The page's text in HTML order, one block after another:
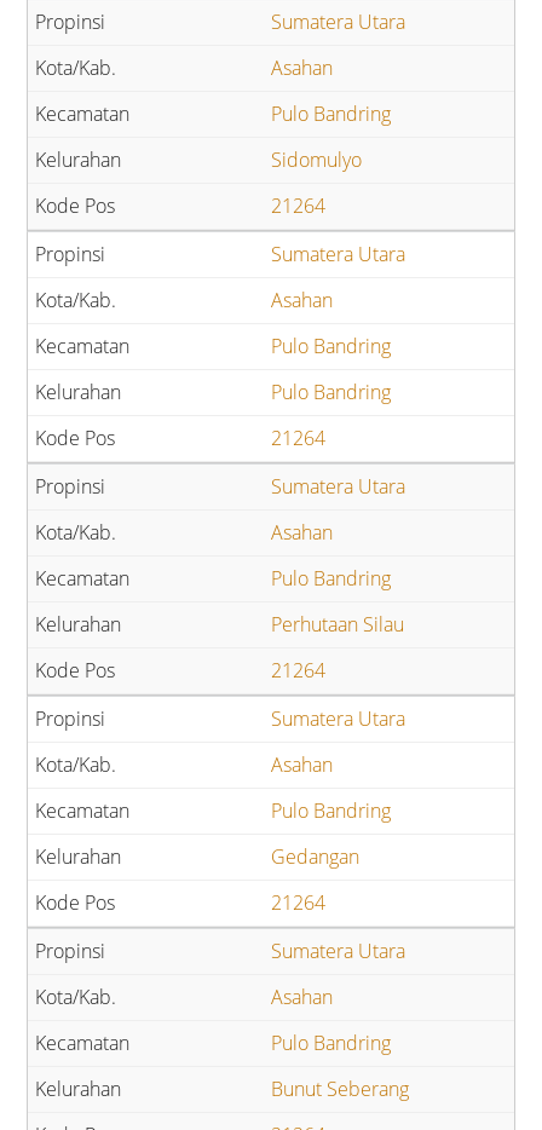
Sumatera Utara
Asahan
Pulo Bandring
Sidomulyo
21264
Sumatera Utara
Asahan
Pulo Bandring
Pulo Bandring
21264
Sumatera Utara
Asahan
Pulo Bandring
Perhutaan Silau
21264
Sumatera Utara
Asahan
Pulo Bandring
Gedangan
21264
Sumatera Utara
Asahan
Pulo Bandring
Bunut Seberang